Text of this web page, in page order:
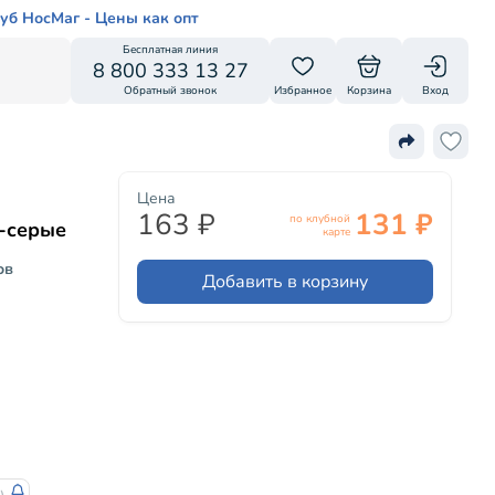
НосМаг - Цены как опт
Бесплатная линия
8 800 333 13 27
Обратный звонок Избранное Корзина Вход
серые
Цена
163 ₽
по клубной
карте 131 ₽
Добавить в корзину